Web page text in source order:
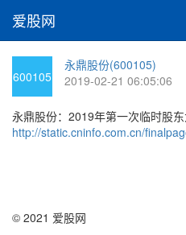
爱股网
600105
永鼎股份(600105)
2019-02-21 06:05:06
永鼎股份：2019年第一次临时股
http://static.cninfo.com.cn/
© 2021 爱股网